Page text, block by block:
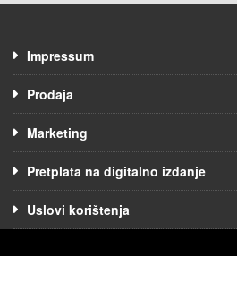
Impressum
Prodaja
Marketing
Pretplata na digitalno izdanje
Uslovi korištenja